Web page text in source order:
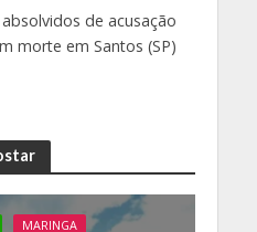
de acusação
morte em Santos (SP)
MARINGA